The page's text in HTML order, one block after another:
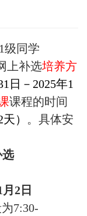
1级同学
上补选培养方
日－2025年1
课程的时间
） 。具体安
选
月 2 日
7:30-